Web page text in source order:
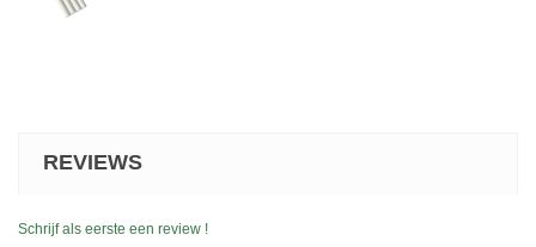
REVIEWS
Schrijf als eerste een review !